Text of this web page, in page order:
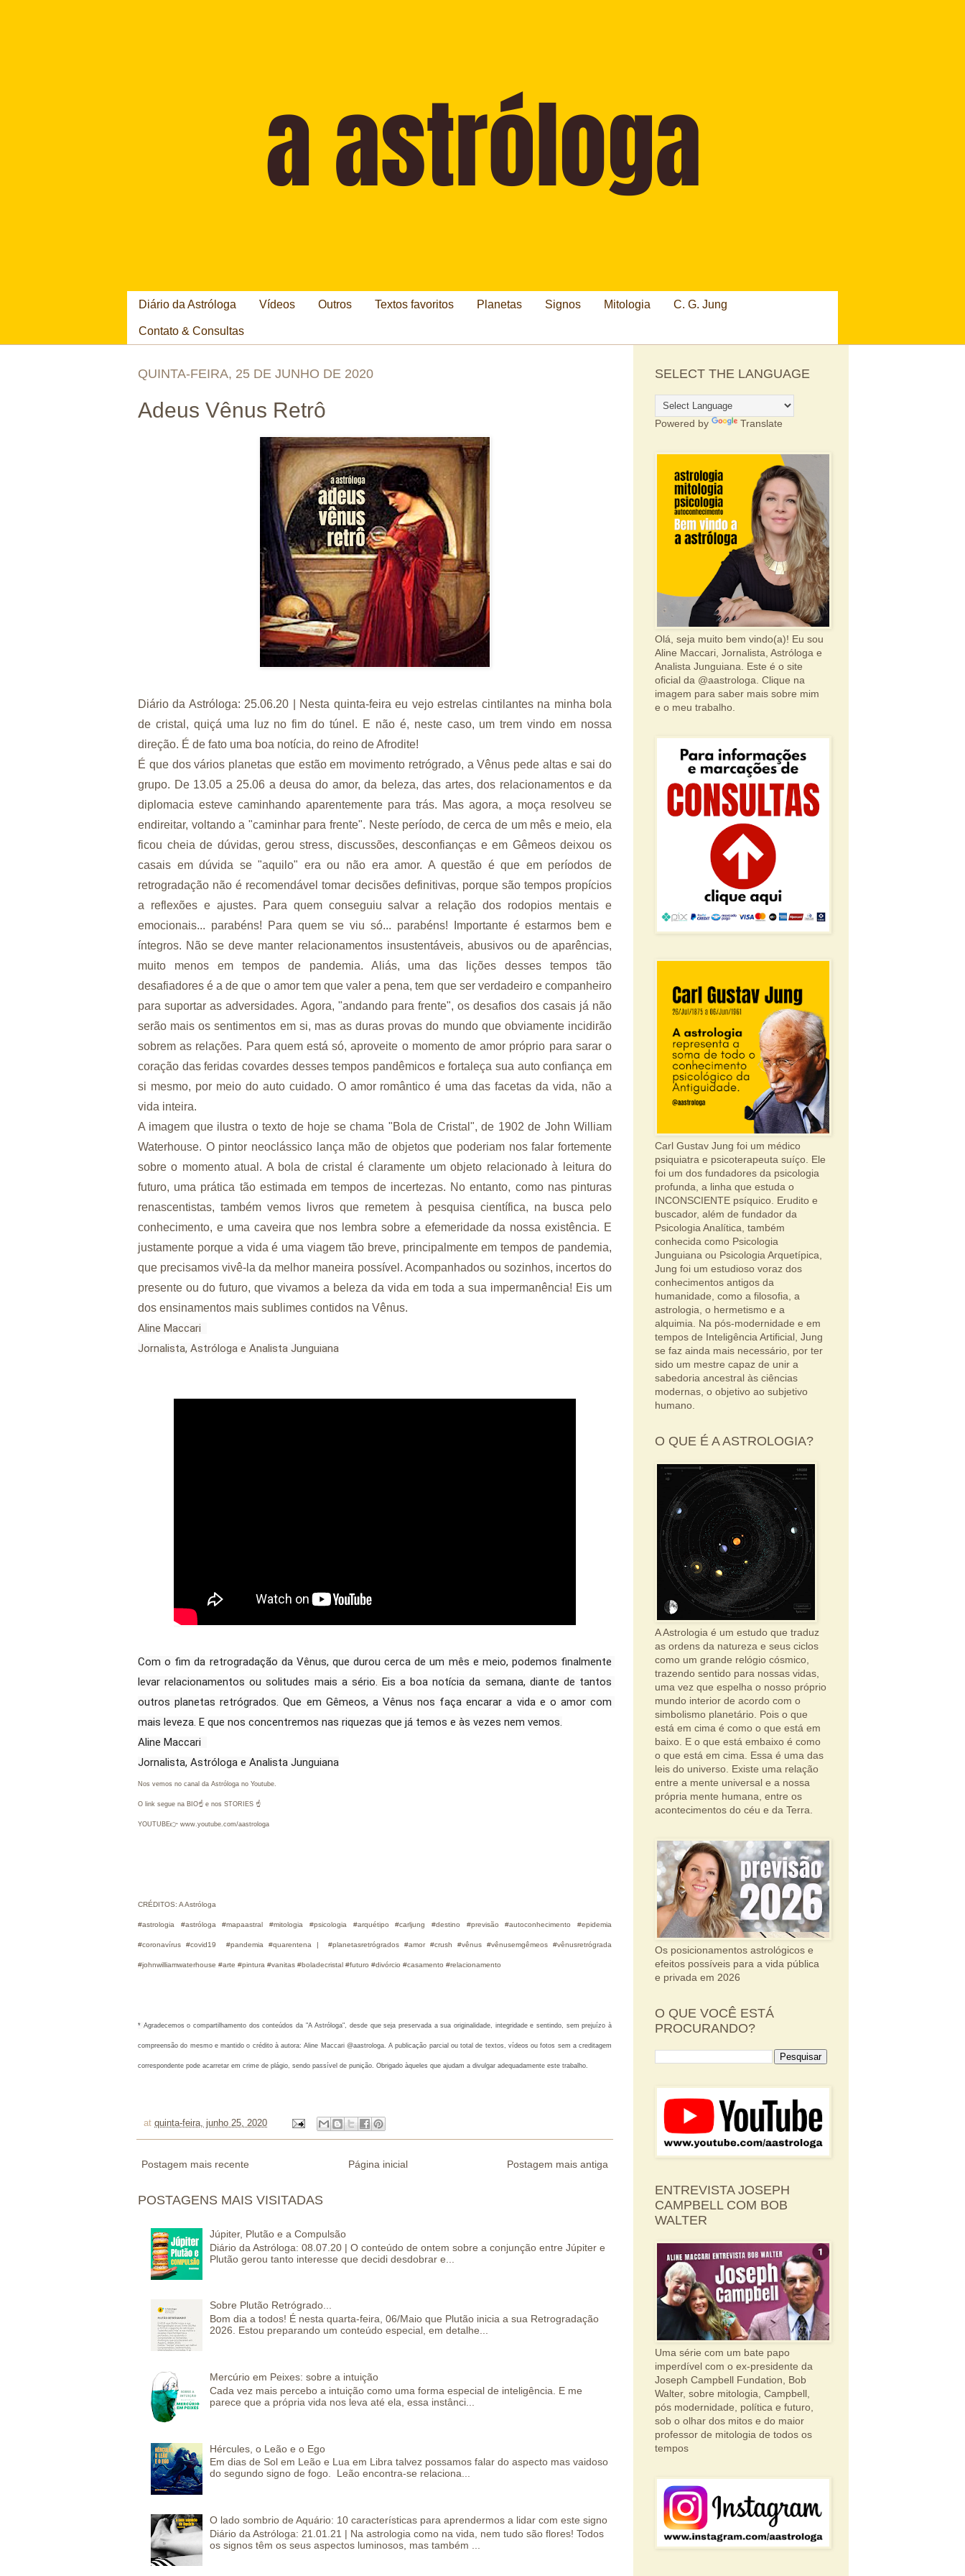
Diário da Astróloga Vídeos Outros Textos favoritos Planetas Signos Mitologia C. G. Jung
Contato & Consultas
QUINTA-FEIRA, 25 DE JUNHO DE 2020
Adeus Vênus Retrô
Diário da Astróloga: 25.06.20 | Nesta quinta-feira eu vejo estrelas cintilantes na minha bola
de cristal, quiçá uma luz no fim do túnel. E não é, neste caso, um trem vindo em nossa
direção. É de fato uma boa notícia, do reino de Afrodite!
É que dos vários planetas que estão em movimento retrógrado, a Vênus pede altas e sai do
grupo. De 13.05 a 25.06 a deusa do amor, da beleza, das artes, dos relacionamentos e da
diplomacia esteve caminhando aparentemente para trás. Mas agora, a moça resolveu se
endireitar, voltando a "caminhar para frente". Neste período, de cerca de um mês e meio, ela
ficou cheia de dúvidas, gerou stress, discussões, desconfianças e em Gêmeos deixou os
casais em dúvida se "aquilo" era ou não era amor. A questão é que em períodos de
retrogradação não é recomendável tomar decisões definitivas, porque são tempos propícios
a reflexões e ajustes. Para quem conseguiu salvar a relação dos rodopios mentais e
emocionais... parabéns! Para quem se viu só... parabéns! Importante é estarmos bem e
íntegros. Não se deve manter relacionamentos insustentáveis, abusivos ou de aparências,
muito menos em tempos de pandemia. Aliás, uma das lições desses tempos tão
desafiadores é a de que o amor tem que valer a pena, tem que ser verdadeiro e companheiro
para suportar as adversidades. Agora, "andando para frente", os desafios dos casais já não
serão mais os sentimentos em si, mas as duras provas do mundo que obviamente incidirão
sobrem as relações. Para quem está só, aproveite o momento de amor próprio para sarar o
coração das feridas covardes desses tempos pandêmicos e fortaleça sua auto confiança em
si mesmo, por meio do auto cuidado. O amor romântico é uma das facetas da vida, não a
vida inteira.
A imagem que ilustra o texto de hoje se chama "Bola de Cristal", de 1902 de John William
Waterhouse. O pintor neoclássico lança mão de objetos que poderiam nos falar fortemente
sobre o momento atual. A bola de cristal é claramente um objeto relacionado à leitura do
futuro, uma prática tão estimada em tempos de incertezas. No entanto, como nas pinturas
renascentistas, também vemos livros que remetem à pesquisa científica, na busca pelo
conhecimento, e uma caveira que nos lembra sobre a efemeridade da nossa existência. E
justamente porque a vida é uma viagem tão breve, principalmente em tempos de pandemia,
que precisamos vivê-la da melhor maneira possível. Acompanhados ou sozinhos, incertos do
presente ou do futuro, que vivamos a beleza da vida em toda a sua impermanência! Eis um
dos ensinamentos mais sublimes contidos na Vênus.
Aline Maccari
Jornalista, Astróloga e Analista Junguiana
Com o fim da retrogradação da Vênus, que durou cerca de um mês e meio, podemos finalmente
levar relacionamentos ou solitudes mais a sério. Eis a boa notícia da semana, diante de tantos
outros planetas retrógrados. Que em Gêmeos, a Vênus nos faça encarar a vida e o amor com
mais leveza. E que nos concentremos nas riquezas que já temos e às vezes nem vemos.
Aline Maccari
Jornalista, Astróloga e Analista Junguiana
Nos vemos no canal da Astróloga no Youtube.
O link segue na BIO☝ e nos STORIES ☝
YOUTUBE👉 www.youtube.com/aastrologa
CRÉDITOS: A Astróloga
#astrologia #astróloga #mapaastral #mitologia #psicologia #arquétipo #carljung #destino #previsão #autoconhecimento #epidemia
#coronavírus #covid19 #pandemia #quarentena | #planetasretrógrados #amor #crush #vênus #vênusemgêmeos #vênusretrógrada
#johnwilliamwaterhouse #arte #pintura #vanitas #boladecristal #futuro #divórcio #casamento #relacionamento
* Agradecemos o compartilhamento dos conteúdos da "A Astróloga", desde que seja preservada a sua originalidade, integridade e sentindo, sem prejuízo à
compreensão do mesmo e mantido o crédito à autora: Aline Maccari @aastrologa. A publicação parcial ou total de textos, vídeos ou fotos sem a creditagem
correspondente pode acarretar em crime de plágio, sendo passível de punição. Obrigado àqueles que ajudam a divulgar adequadamente este trabalho.
at quinta-feira, junho 25, 2020
Postagem mais recente Postagem mais antiga
Página inicial
POSTAGENS MAIS VISITADAS
Júpiter, Plutão e a Compulsão
Diário da Astróloga: 08.07.20 | O conteúdo de ontem sobre a conjunção entre Júpiter e
Plutão gerou tanto interesse que decidi desdobrar e...
Sobre Plutão Retrógrado...
Bom dia a todos! É nesta quarta-feira, 06/Maio que Plutão inicia a sua Retrogradação
2026. Estou preparando um conteúdo especial, em detalhe...
Mercúrio em Peixes: sobre a intuição
Cada vez mais percebo a intuição como uma forma especial de inteligência. E me
parece que a própria vida nos leva até ela, essa instânci...
Hércules, o Leão e o Ego
Em dias de Sol em Leão e Lua em Libra talvez possamos falar do aspecto mas vaidoso
do segundo signo de fogo. Leão encontra-se relaciona...
O lado sombrio de Aquário: 10 características para aprendermos a lidar com este signo
Diário da Astróloga: 21.01.21 | Na astrologia como na vida, nem tudo são flores! Todos
os signos têm os seus aspectos luminosos, mas também ...
SELECT THE LANGUAGE
Powered by Translate
Olá, seja muito bem vindo(a)! Eu sou
Aline Maccari, Jornalista, Astróloga e
Analista Junguiana. Este é o site
oficial da @aastrologa. Clique na
imagem para saber mais sobre mim
e o meu trabalho.
Carl Gustav Jung foi um médico
psiquiatra e psicoterapeuta suíço. Ele
foi um dos fundadores da psicologia
profunda, a linha que estuda o
INCONSCIENTE psíquico. Erudito e
buscador, além de fundador da
Psicologia Analítica, também
conhecida como Psicologia
Junguiana ou Psicologia Arquetípica,
Jung foi um estudioso voraz dos
conhecimentos antigos da
humanidade, como a filosofia, a
astrologia, o hermetismo e a
alquimia. Na pós-modernidade e em
tempos de Inteligência Artificial, Jung
se faz ainda mais necessário, por ter
sido um mestre capaz de unir a
sabedoria ancestral às ciências
modernas, o objetivo ao subjetivo
humano.
O QUE É A ASTROLOGIA?
A Astrologia é um estudo que traduz
as ordens da natureza e seus ciclos
como um grande relógio cósmico,
trazendo sentido para nossas vidas,
uma vez que espelha o nosso próprio
mundo interior de acordo com o
simbolismo planetário. Pois o que
está em cima é como o que está em
baixo. E o que está embaixo é como
o que está em cima. Essa é uma das
leis do universo. Existe uma relação
entre a mente universal e a nossa
própria mente humana, entre os
acontecimentos do céu e da Terra.
Os posicionamentos astrológicos e
efeitos possíveis para a vida pública
e privada em 2026
O QUE VOCÊ ESTÁ
PROCURANDO?
ENTREVISTA JOSEPH
CAMPBELL COM BOB
WALTER
Uma série com um bate papo
imperdível com o ex-presidente da
Joseph Campbell Fundation, Bob
Walter, sobre mitologia, Campbell,
pós modernidade, política e futuro,
sob o olhar dos mitos e do maior
professor de mitologia de todos os
tempos